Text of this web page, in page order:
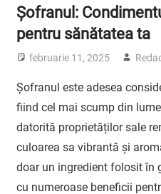
Șofranul:
pentru sănătatea ta
februarie 11, 2025
Șofranul este adesea
fiind cel mai scump din
datorită proprietăților sale
culoarea sa vibrantă și
doar un ingredient folosit în
cu numeroase beneficii